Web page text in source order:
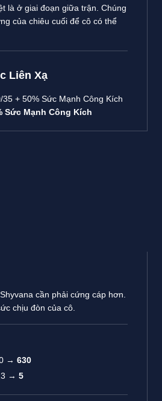
là ở giai đoạn giữa trận. Chúng
của chiêu cuối để cô có thể
Liên Xạ
+ 50% Sức Mạnh Công Kích
Sức Mạnh Công Kích
cần phải cứng cáp hơn.
chịu đòn của cô.
→ 630
→ 5